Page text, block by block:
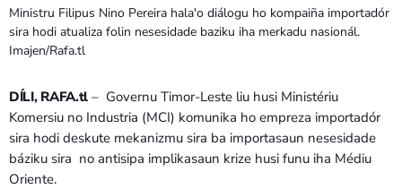
PORTUGUÊS
PRÓXIMOS PROGRAMAS
Ministru Filipus Nino Pereira hala'o diálogu ho kompaiña importadór
sira hodi atualiza folin nesesidade baziku iha merkadu nasionál.
Imajen/Rafa.tl
DÍLI, RAFA.tl – Governu Timor-Leste liu husi Ministériu
Komersiu no Industria (MCI) komunika ho empreza importadór
sira hodi deskute mekanizmu sira ba importasaun nesesidade
báziku sira no antisipa implikasaun krize husi funu iha Médiu
Oriente.